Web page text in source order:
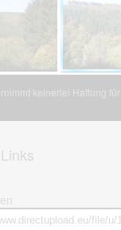
keinerlei Haftung